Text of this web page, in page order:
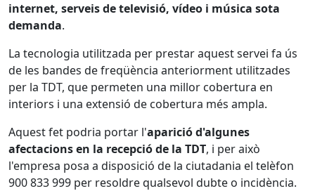
internet, serveis de televisió, vídeo i música sota
demanda.
La tecnologia utilitzada per prestar aquest servei fa ús
de les bandes de freqüència anteriorment utilitzades
per la TDT, que permeten una millor cobertura en
interiors i una extensió de cobertura més ampla.
Aquest fet podria portar l'aparició d'algunes
afectacions en la recepció de la TDT, i per això
l'empresa posa a disposició de la ciutadania el telèfon
900 833 999 per resoldre qualsevol dubte o incidència.